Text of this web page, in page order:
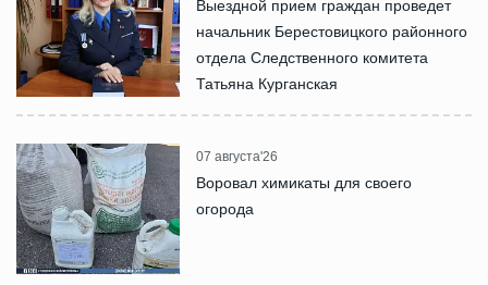
Выездной прием граждан проведет
начальник Берестовицкого районного
отдела Следственного комитета
Татьяна Курганская
07 августа'26
Воровал химикаты для своего
огорода